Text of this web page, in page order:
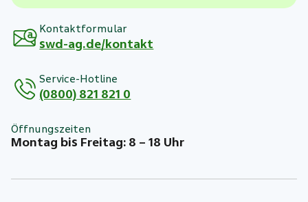
Kontaktformular
swd-ag.de/kontakt
Service-Hotline
(0800) 821 821 0
Öffnungszeiten
Montag bis Freitag: 8 – 18 Uhr